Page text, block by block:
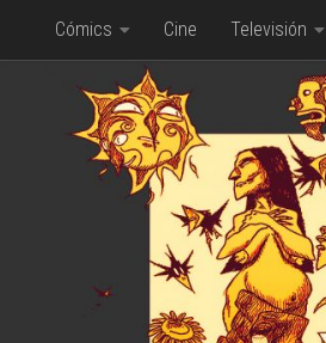
Saltar al contenido
Cómics Cine Televisión